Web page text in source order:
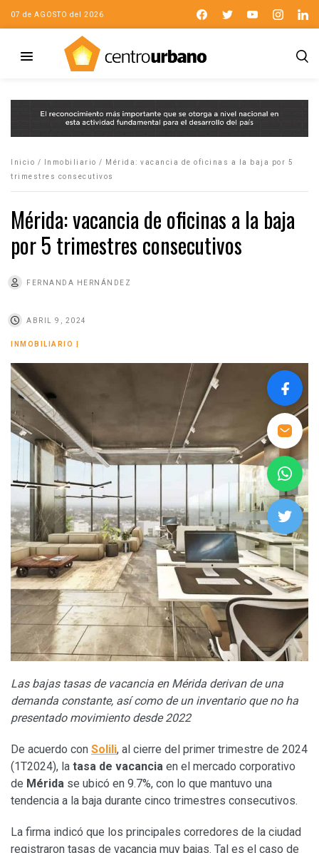
07 de AGOSTO del 2026
Inicio / Inmobiliario /
Mérida: vacancia de oficinas a la baja por 5
trimestres consecutivos
Mérida: vacancia de oficinas a la baja
por 5 trimestres consecutivos
FERNANDA HERNÁNDEZ
ABRIL 9, 2024
INMOBILIARIO
Las bajas tasas de vacancia en Mérida derivan de una
demanda constante, así como de un inventario que no ha
presentado movimiento desde 2022
De acuerdo con Solili, al cierre del primer trimestre de 2024
(1T2024), la tasa de vacancia en el mercado corporativo
de Mérida se ubicó en 9.7%, con lo que mantuvo una
tendencia a la baja durante cinco trimestres consecutivos.
La firma indicó que los principales corredores de la ciudad
registraron tasas de vacancia muy bajas. Tal es el caso de